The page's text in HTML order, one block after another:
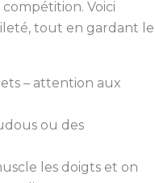
Voici
tout en gardant le
– attention aux
ou des
les doigts et on